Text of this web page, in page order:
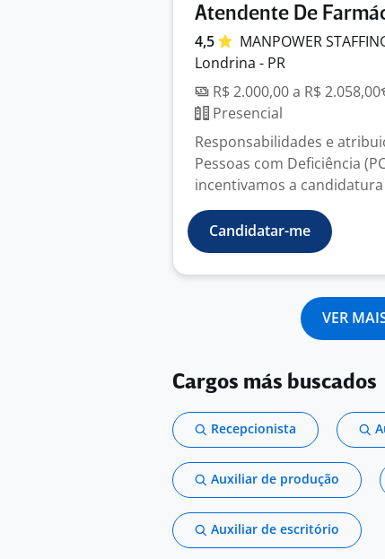
Atendente De
4,5 MANPOWER
Londrina - PR
R$ 2.000,00 a R$ 2.058,00
Presencial
Responsabilidades e
Pessoas com Deficiência
incentivamos a candidatura
Candidatar-me
VER
Cargos más buscados
Recepcionista
Auxiliar de produção
Auxiliar de escritório